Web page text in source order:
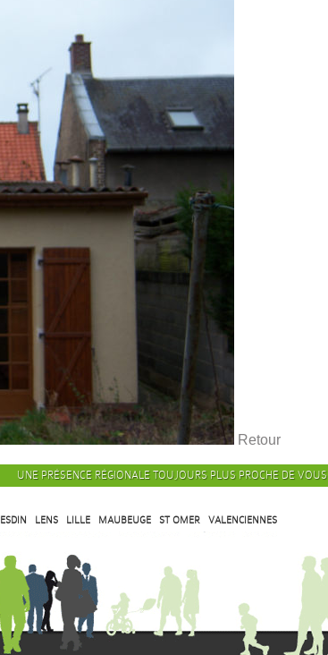
Retour
UNE PRÉSENCE RÉGIONALE TOUJOURS PLUS PROCHE DE VOUS
LENS LILLE MAUBEUGE ST OMER VALENCIENNES